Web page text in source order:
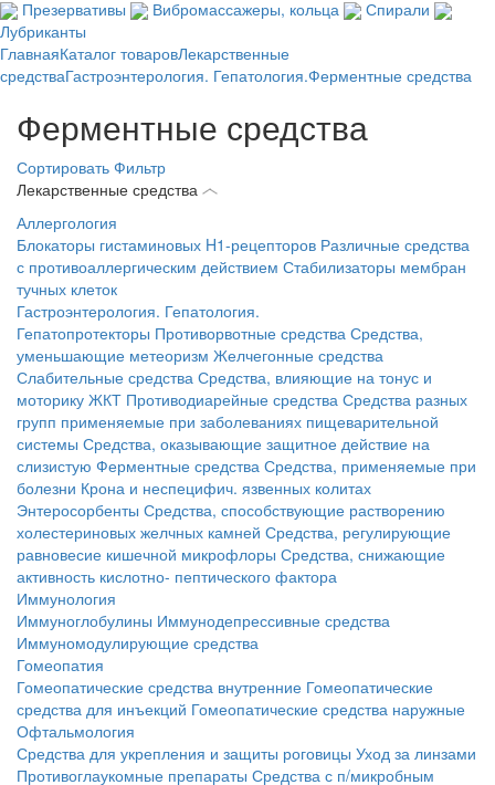
Презервативы
Вибромассажеры, кольца
Спирали
Лубриканты
ГлавнаяКаталог товаровЛекарственные
средстваГастроэнтерология. Гепатология.Ферментные средства
Ферментные средства
Сортировать Фильтр
Лекарственные средства
Аллергология
Блокаторы гистаминовых H1-рецепторов Различные средства
с противоаллергическим действием Стабилизаторы мембран
тучных клеток
Гастроэнтерология. Гепатология.
Гепатопротекторы Противорвотные средства Средства,
уменьшающие метеоризм Желчегонные средства
Слабительные средства Средства, влияющие на тонус и
моторику ЖКТ Противодиарейные средства Средства разных
групп применяемые при заболеваниях пищеварительной
системы Средства, оказывающие защитное действие на
слизистую Ферментные средства Средства, применяемые при
болезни Крона и неспецифич. язвенных колитах
Энтеросорбенты Средства, способствующие растворению
холестериновых желчных камней Средства, регулирующие
равновесие кишечной микрофлоры Средства, снижающие
активность кислотно- пептического фактора
Иммунология
Иммуноглобулины Иммунодепрессивные средства
Иммуномодулирующие средства
Гомеопатия
Гомеопатические средства внутренние Гомеопатические
средства для инъекций Гомеопатические средства наружные
Офтальмология
Средства для укрепления и защиты роговицы Уход за линзами
Противоглаукомные препараты Средства с п/микробным